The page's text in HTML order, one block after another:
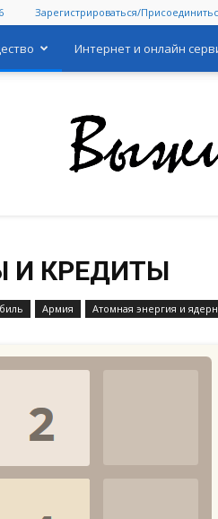
Зарегистрироваться/
Интернет и онлайн
И КРЕДИТЫ
Армия Атомная энергия и